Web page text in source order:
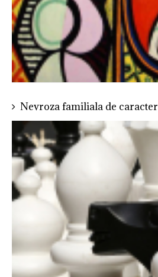
Nevroza familiala de caracter